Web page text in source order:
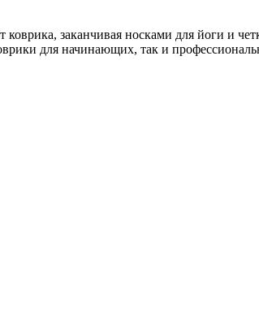
заканчивая носками для йоги и
для начинающих, так и